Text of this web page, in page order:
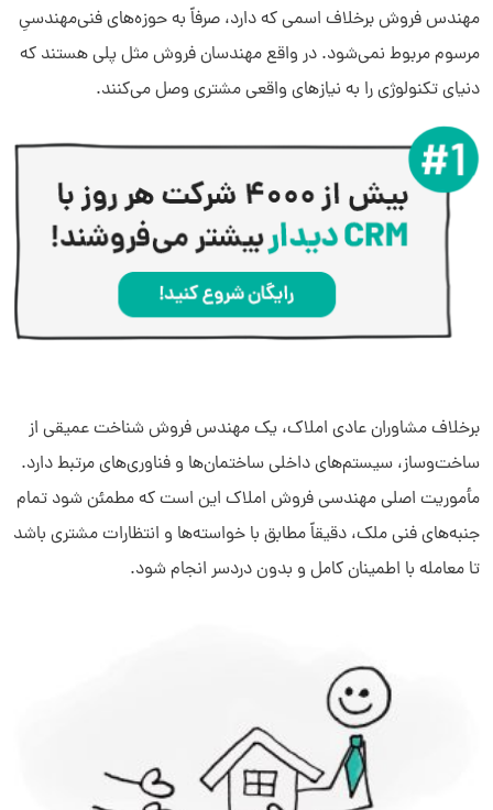
آیا مهندس فروش می‌تواند طرح توجیهی برای سرمایه‌گذاری بنویسد؟
مهندس فروش برخلاف اسمی که دارد، صرفاً به حوزه‌های فنی‌‌مهندسیِ
مرسوم مربوط نمی‌شود. در واقع مهندسان فروش مثل پلی هستند که
دنیای تکنولوژی را به نیازهای واقعی مشتری وصل می‌کنند.
برخلاف مشاوران عادی املاک، یک مهندس فروش شناخت عمیقی از
ساخت‌وساز، سیستم‌های داخلی ساختمان‌ها و فناوری‌های مرتبط دارد.
مأموریت اصلی مهندسی فروش املاک این است که مطمئن شود تمام
جنبه‌های فنی ملک، دقیقاً مطابق با خواسته‌ها و انتظارات مشتری باشد
تا معامله با اطمینان کامل و بدون دردسر انجام شود.